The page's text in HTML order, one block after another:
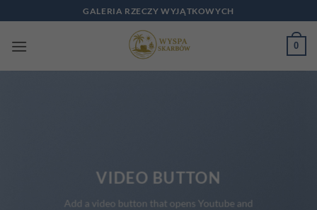
do
zawartości
GALERIA RZECZY WYJĄTKOWYCH
0
VIDEO BUTTON
Add a video button that opens Youtube and